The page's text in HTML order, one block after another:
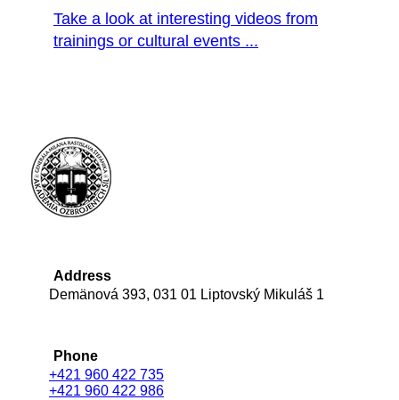
Take a look at interesting videos from
trainings or cultural events ...
Address
Demänová 393, 031 01 Liptovský Mikuláš 1
Phone
+421 960 422 735
+421 960 422 986